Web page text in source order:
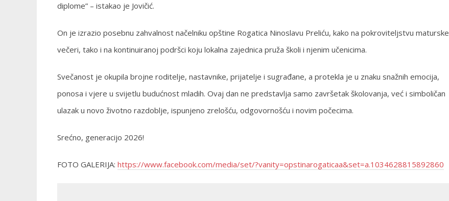
diplome” – istakao je Jovičić.
On je izrazio posebnu zahvalnost načelniku opštine Rogatica Ninoslavu Preliću, kako na pokroviteljstvu maturske
večeri, tako i na kontinuiranoj podršci koju lokalna zajednica pruža školi i njenim učenicima.
Svečanost je okupila brojne roditelje, nastavnike, prijatelje i sugrađane, a protekla je u znaku snažnih emocija,
ponosa i vjere u svijetlu budućnost mladih. Ovaj dan ne predstavlja samo završetak školovanja, već i simboličan
ulazak u novo životno razdoblje, ispunjeno zrelošću, odgovornošću i novim počecima.
Srećno, generacijo 2026!
FOTO GALERIJA: https://www.facebook.com/media/set/?vanity=opstinarogaticaa&set=a.1034628815892860